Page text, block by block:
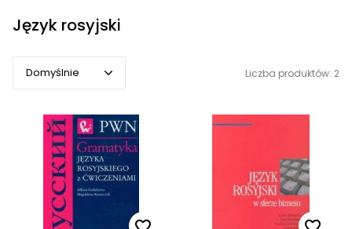
Język rosyjski
Domyślnie
Domyślnie
Popularne
Cena rosnąco
Cena malejąco
Liczba produktów: 2